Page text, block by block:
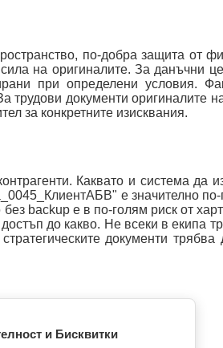
по-добра защита от
на оригиналите. За данъчни
при определени условия.
трудови документи оригиналите
за конкретните изисквания.
Каквато и система да
е значително
backup е в по-голям риск от
до какво. Не всеки в екипа
документи трябва
и Бисквитки